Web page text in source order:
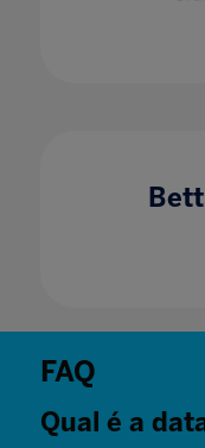
FAQ
Qual é a